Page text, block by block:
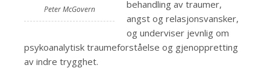
Peter McGovern
behandling av traumer,
angst og relasjonsvansker,
og underviser jevnlig om
psykoanalytisk traumeforståelse og gjenoppretting
av indre trygghet.